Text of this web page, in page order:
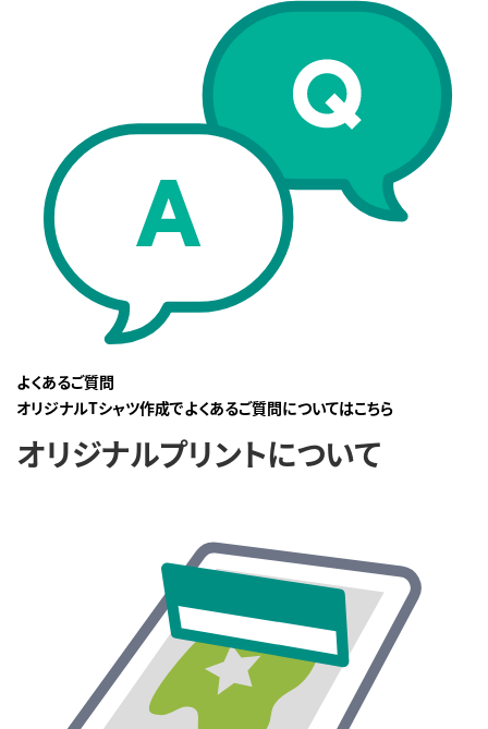
よくあるご質問
オリジナルTシャツ作成でよくあるご質問についてはこちら
オリジナルプリントについて